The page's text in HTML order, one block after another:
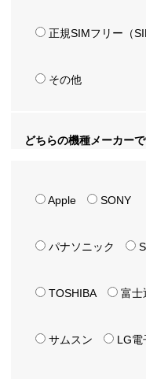
正規SIMフリー（
その他
どちらの機種メーカー
Apple SONY
パナソニック
TOSHIBA 富士
サムスン LG電